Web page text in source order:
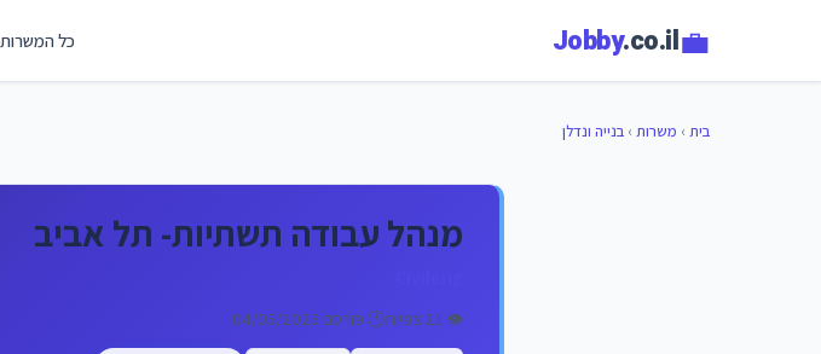
💼
Jobby.co.il כל המשרות
בית › משרות › בנייה ונדלן
מנהל עבודה תשתיות- תל אביב
👁️ 21 צפיות 🕐 פורסם 04/05/2025